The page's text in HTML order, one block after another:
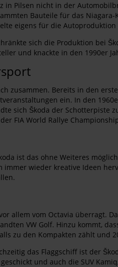
in Pilsen nicht in der
Bauteile für das
eigens für die
sich die Produktion bei
und knackte in den 1990er
zusammen. Bereits in den
ein. In den
sich Škoda der Schotterpiste
FIA World Rallye
ist das ohne Weiteres
wieder kreative Ideen
allem vom Octavia überragt.
VW Golf. Hinzu kommt,
zu den Kompakten zählt und
das Flaggschiff ist der
und auch die SUV